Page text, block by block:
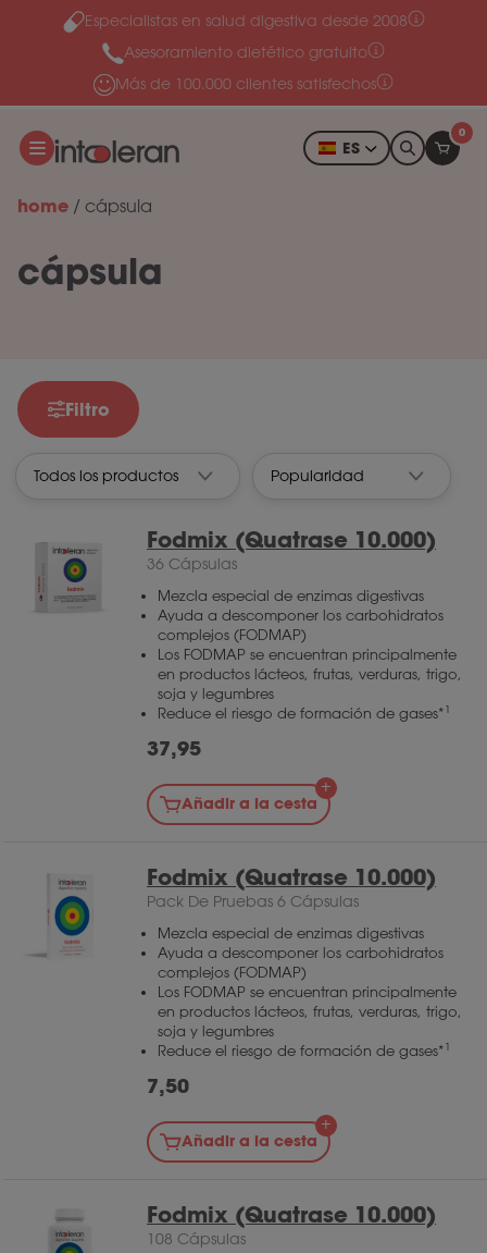
Ir al contenido
Especialistas en salud digestiva desde 2008
Asesoramiento dietético gratuito
Más de 100.000 clientes satisfechos
ES
0
home / cápsula
cápsula
Filtro
Fodmix (Quatrase 10.000)
36 Cápsulas
Mezcla especial de enzimas digestivas
Ayuda a descomponer los carbohidratos
complejos (FODMAP)
Los FODMAP se encuentran principalmente
en productos lácteos, frutas, verduras, trigo,
soja y legumbres
Reduce el riesgo de formación de gases*1
37,95
Añadir a la cesta
Fodmix (Quatrase 10.000)
Pack De Pruebas 6 Cápsulas
Mezcla especial de enzimas digestivas
Ayuda a descomponer los carbohidratos
complejos (FODMAP)
Los FODMAP se encuentran principalmente
en productos lácteos, frutas, verduras, trigo,
soja y legumbres
Reduce el riesgo de formación de gases*1
7,50
Añadir a la cesta
Fodmix (Quatrase 10.000)
108 Cápsulas